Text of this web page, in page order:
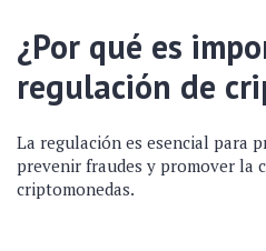
¿Por qué es
regulación de
La regulación es esencial para
prevenir fraudes y promover la
criptomonedas.